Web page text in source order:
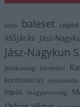
autó baleset cegléd
időjárás Jász-
Jász-Nagykun
Jászkunság karambol
koronavírus kosárlabda
lopás magyarország